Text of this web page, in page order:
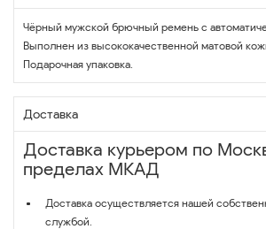
Чёрный мужской брючный ремень с
Выполнен из высококачественной матовой
Подарочная упаковка.
Доставка
Доставка курьером по
пределах МКАД
Доставка осуществляется нашей
службой.